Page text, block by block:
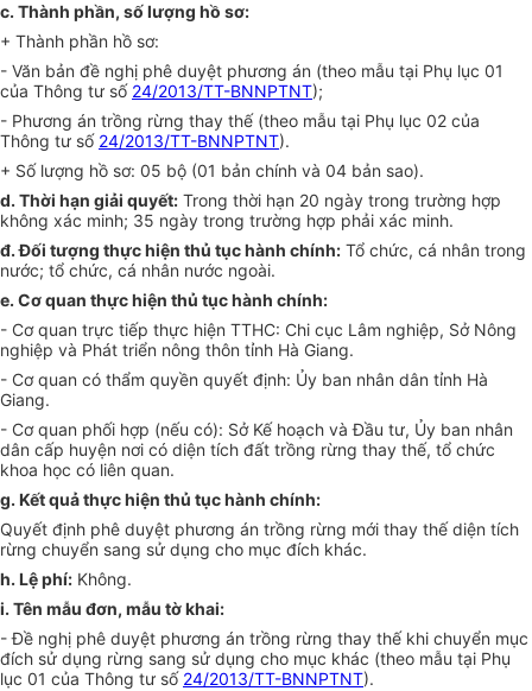
c. Thành phần, số lượng hồ sơ:
+ Thành phần hồ sơ:
- Văn bản đề nghị phê duyệt phương án (theo mẫu tại Phụ lục 01
của Thông tư số 24/2013/TT-BNNPTNT);
- Phương án trồng rừng thay thế (theo mẫu tại Phụ lục 02 của
Thông tư số 24/2013/TT-BNNPTNT).
+ Số lượng hồ sơ: 05 bộ (01 bản chính và 04 bản sao).
d. Thời hạn giải quyết: Trong thời hạn 20 ngày trong trường hợp
không xác minh; 35 ngày trong trường hợp phải xác minh.
đ. Đối tượng thực hiện thủ tục hành chính: Tổ chức, cá nhân trong
nước; tổ chức, cá nhân nước ngoài.
e. Cơ quan thực hiện thủ tục hành chính:
- Cơ quan trực tiếp thực hiện TTHC: Chi cục Lâm nghiệp, Sở Nông
nghiệp và Phát triển nông thôn tỉnh Hà Giang.
- Cơ quan có thẩm quyền quyết định: Ủy ban nhân dân tỉnh Hà
Giang.
- Cơ quan phối hợp (nếu có): Sở Kế hoạch và Đầu tư, Ủy ban nhân
dân cấp huyện nơi có diện tích đất trồng rừng thay thế, tổ chức
khoa học có liên quan.
g. Kết quả thực hiện thủ tục hành chính:
Quyết định phê duyệt phương án trồng rừng mới thay thế diện tích
rừng chuyển sang sử dụng cho mục đích khác.
h. Lệ phí: Không.
i. Tên mẫu đơn, mẫu tờ khai:
-Đề nghị phê duyệt phương án trồng rừng thay thế khi chuyển mục
đích sử dụng rừng sang sử dụng cho mục khác (theo mẫu tại Phụ
lục 01 của Thông tư số 24/2013/TT-BNNPTNT).